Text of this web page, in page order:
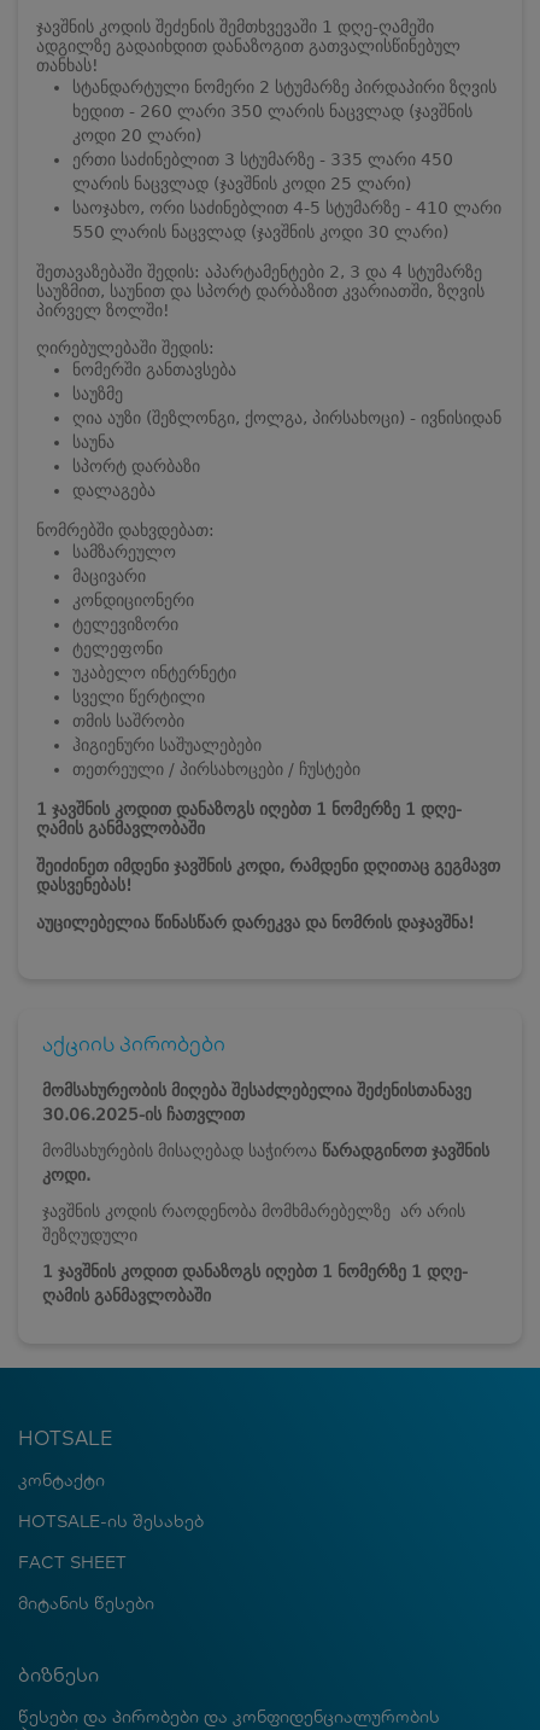
ჯავშნის კოდის შეძენის შემთხვევაში 1 დღე-ღამეში
ადგილზე გადაიხდით დანაზოგით გათვალისწინებულ
თანხას!
სტანდარტული ნომერი 2 სტუმარზე პირდაპირი ზღვის
ხედით - 260 ლარი 350 ლარის ნაცვლად (ჯავშნის
კოდი 20 ლარი)
ერთი საძინებლით 3 სტუმარზე - 335 ლარი 450
ლარის ნაცვლად (ჯავშნის კოდი 25 ლარი)
საოჯახო, ორი საძინებლით 4-5 სტუმარზე - 410 ლარი
550 ლარის ნაცვლად (ჯავშნის კოდი 30 ლარი)
შეთავაზებაში შედის: აპარტამენტები 2, 3 და 4 სტუმარზე
საუზმით, საუნით და სპორტ დარბაზით კვარიათში, ზღვის
პირველ ზოლში!
ღირებულებაში შედის:
ნომერში განთავსება
საუზმე
ღია აუზი (შეზლონგი, ქოლგა, პირსახოცი) - ივნისიდან
საუნა
სპორტ დარბაზი
დალაგება
ნომრებში დახვდებათ:
სამზარეულო
მაცივარი
კონდიციონერი
ტელევიზორი
ტელეფონი
უკაბელო ინტერნეტი
სველი წერტილი
თმის საშრობი
ჰიგიენური საშუალებები
თეთრეული / პირსახოცები / ჩუსტები
1 ჯავშნის კოდით დანაზოგს იღებთ 1 ნომერზე 1 დღე-
ღამის განმავლობაში
შეიძინეთ იმდენი ჯავშნის კოდი, რამდენი დღითაც გეგმავთ
დასვენებას!
აუცილებელია წინასწარ დარეკვა და ნომრის დაჯავშნა!
აქციის პირობები
მომსახურეობის მიღება შესაძლებელია შეძენისთანავე
30.06.2025-ის ჩათვლით
მომსახურების მისაღებად საჭიროა წარადგინოთ ჯავშნის
კოდი.
ჯავშნის კოდის რაოდენობა მომხმარებელზე არ არის
შეზღუდული
1 ჯავშნის კოდით დანაზოგს იღებთ 1 ნომერზე 1 დღე-
ღამის განმავლობაში
HOTSALE
კონტაქტი
HOTSALE-ის შესახებ
FACT SHEET
მიტანის წესები
ბიზნესი
წესები და პირობები და კონფიდენციალურობის